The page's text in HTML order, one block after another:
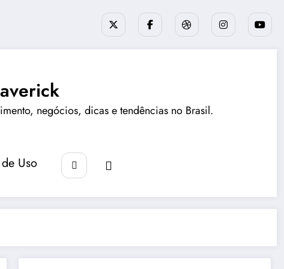
negócios, dicas e tendências no Brasil.
Uso